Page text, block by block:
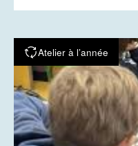
Atelier à l’année